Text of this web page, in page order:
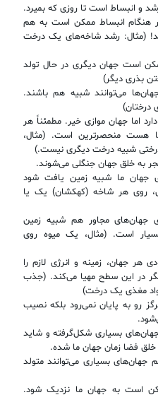
و انبساط است تا روزی که بمیرد.
هنگام انبساط ممکن است به هم
(مثال: رشد شاخه‌های یک درخت
است جهان دیگری در حال تولد
بذری دیگر)
می‌توانند شبیه هم باشند.
درختان)
اما جهان موازی خیر. مطمئناً هر
هست منحصرترین است. (مثال،
شبیه درخت دیگری نیست.)
به خلق جهان جنگلی می‌شوند.
جهان ما شبیه زمین یافت شود
روی هر شاخه (کهکشان) یک یا
جهان‌های مجاور هم شبیه زمین
است. (مثال، یک میوه روی
هر جهان، زمینه و انرژی لازم را
در این سطح مهیا می‌کند. (جذب
مغذی یک درخت)
رو به پایان نمی‌رود بلکه نصیب
بسیاری شکل‌گرفته و شاید
فضا زمان جهان ما شده.
بسیاری می‌توانند متولد
است به جهان ما نزدیک شود.